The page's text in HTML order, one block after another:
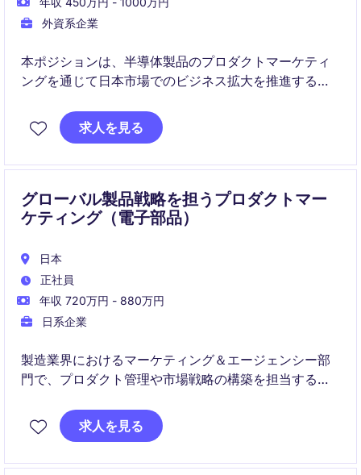
外資系企業
本ポジションは、半導体製品のプロダクトマーケティ
ングを通じて日本市場でのビジネス拡大を推進する役
じて、製品の採用促進と戦略立案を担います。
求人を見る
グローバル製品戦略を担うプロダクトマー
ケティング（電子部品）
日本
正社員
年収 720万円 - 880万円
日系企業
製造業界におけるマーケティング＆エージェンシー部
門で、プロダクト管理や市場戦略の構築を担当するポ
できる方を募集します。
求人を見る